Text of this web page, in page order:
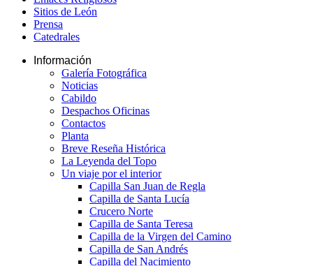
Sitios de León
Prensa
Catedrales
Información
Galería Fotográfica
Noticias
Cabildo
Despachos Oficinas
Contactos
Planta
Breve Reseña Histórica
La Leyenda del Topo
Un viaje por el interior
Capilla San Juan de Regla
Capilla de Santa Lucía
Crucero Norte
Capilla de Santa Teresa
Capilla de la Virgen del Camino
Capilla de San Andrés
Capilla del Nacimiento